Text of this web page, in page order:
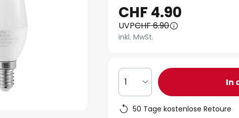
CHF 4.90
UVPCHF 6.90
inkl. MwSt.
1 In
50 Tage kostenlose Retoure